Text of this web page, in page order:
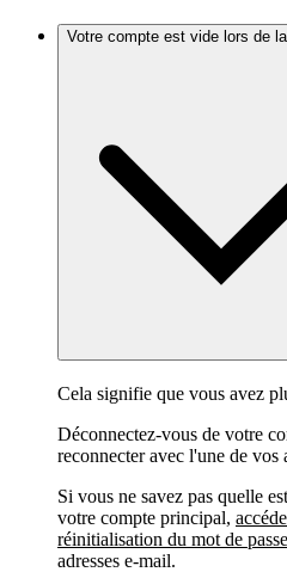
Votre compte est vide lors de
Cela signifie que vous avez
Déconnectez-vous de votre
reconnecter avec l'une de vos
Si vous ne savez pas quelle
votre compte principal,
réinitialisation du mot de passe
adresses e-mail.